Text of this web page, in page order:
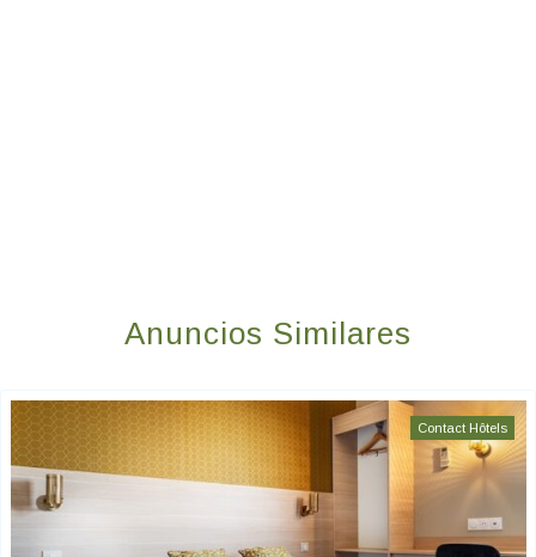
Anuncios Similares
Contact Hôtels